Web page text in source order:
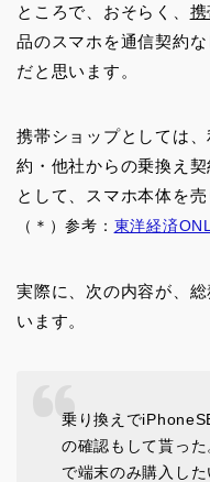
ところで、おそらく、
品のスマホを通信契約
だと思います。
携帯ショップとしては
約・他社からの乗換え
として、スマホ本体を
（＊）参考： 東洋経済
実際に、次の内容が、
います。
乗り換えで
の確認もして貰っ
で端末のみ購入し